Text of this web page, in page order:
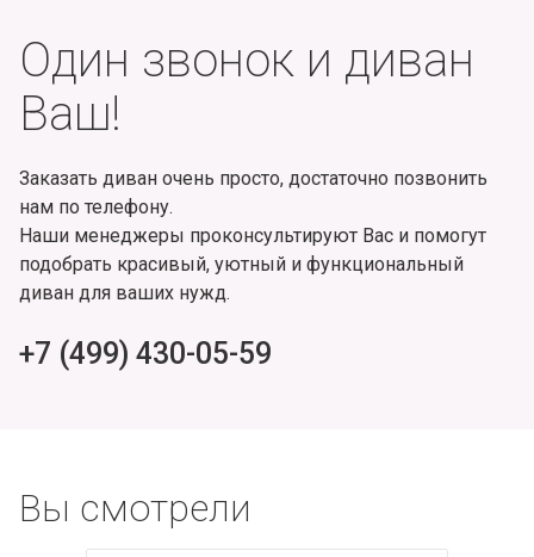
Один звонок и диван
Ваш!
Заказать диван очень просто, достаточно позвонить
нам по телефону.
Наши менеджеры проконсультируют Вас и помогут
подобрать красивый, уютный и функциональный
диван для ваших нужд.
+7 (499) 430-05-59
Вы смотрели